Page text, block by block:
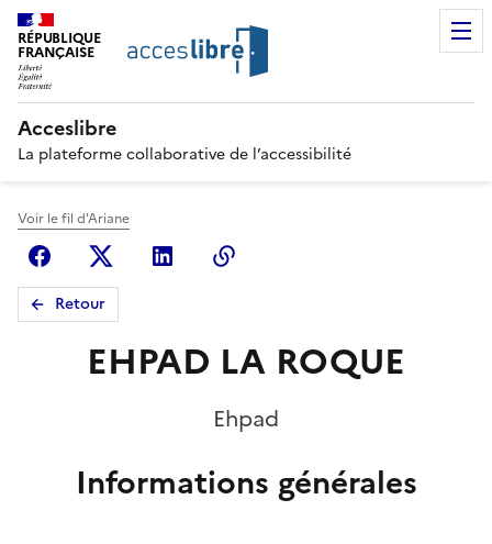
RÉPUBLIQUE
FRANÇAISE
Acceslibre
La plateforme collaborative de l’accessibilité
Voir le fil d'Ariane
FacebookX (anciennement Twitter)
Linkedin
Retour
EHPAD LA ROQUE
Ehpad
Informations générales